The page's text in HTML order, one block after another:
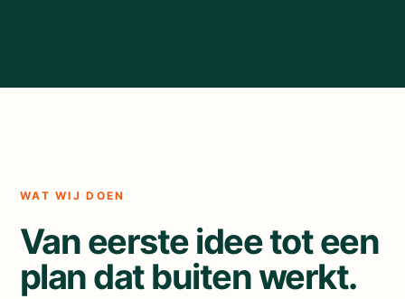
WAT WIJ DOEN
Van eerste idee tot een
plan dat buiten werkt.